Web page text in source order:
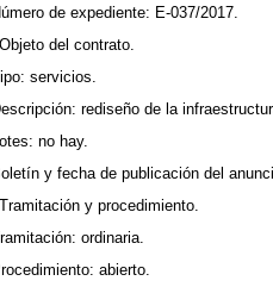
de expediente: E-037/2017.
del contrato.
servicios.
rediseño de la
no hay.
y fecha de publicación del
y procedimiento.
ordinaria.
abierto.